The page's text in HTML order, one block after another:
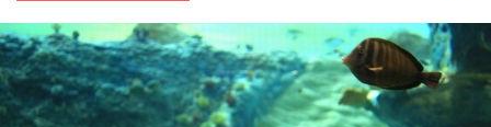
Kliknij, aby powiększyć